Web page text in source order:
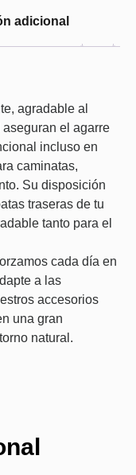
adicional
agradable al
el agarre
incluso en
caminatas,
Su disposición
traseras de tu
tanto para el
cada día en
a las
accesorios
una gran
natural.